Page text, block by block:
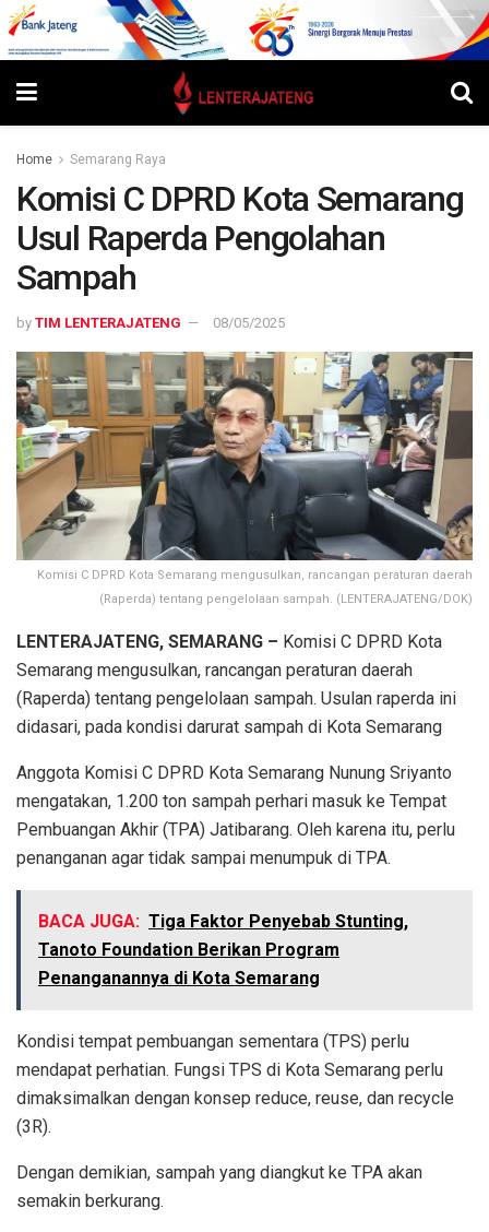
Home Semarang Raya
Komisi C DPRD Kota Semarang
Usul Raperda Pengolahan
Sampah
by TIM LENTERAJATENG 08/05/2025
Komisi C DPRD Kota Semarang mengusulkan, rancangan peraturan daerah
(Raperda) tentang pengelolaan sampah. (LENTERAJATENG/DOK)
LENTERAJATENG, SEMARANG – Komisi C DPRD Kota
Semarang mengusulkan, rancangan peraturan daerah
(Raperda) tentang pengelolaan sampah. Usulan raperda ini
didasari, pada kondisi darurat sampah di Kota Semarang
Anggota Komisi C DPRD Kota Semarang Nunung Sriyanto
mengatakan, 1.200 ton sampah perhari masuk ke Tempat
Pembuangan Akhir (TPA) Jatibarang. Oleh karena itu, perlu
penanganan agar tidak sampai menumpuk di TPA.
BACA JUGA: Tiga Faktor Penyebab Stunting,
Tanoto Foundation Berikan Program
Penanganannya di Kota Semarang
Kondisi tempat pembuangan sementara (TPS) perlu
mendapat perhatian. Fungsi TPS di Kota Semarang perlu
dimaksimalkan dengan konsep reduce, reuse, dan recycle
(3R).
Dengan demikian, sampah yang diangkut ke TPA akan
semakin berkurang.